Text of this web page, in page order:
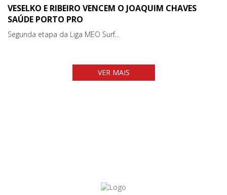
VESELKO E RIBEIRO VENCEM O JOAQUIM CHAVES
SAÚDE PORTO PRO
Segunda etapa da Liga MEO Surf...
VER MAIS